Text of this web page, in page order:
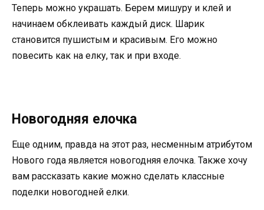
Теперь можно украшать. Берем мишуру и клей и
начинаем обклеивать каждый диск. Шарик
становится пушистым и красивым. Его можно
повесить как на елку, так и при входе.
Новогодняя елочка
Еще одним, правда на этот раз, несменным атрибутом
Нового года является новогодняя елочка. Также хочу
вам рассказать какие можно сделать классные
поделки новогодней елки.